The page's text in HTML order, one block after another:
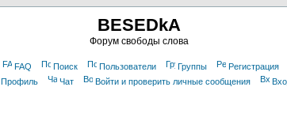
BESEDkA
Форум свободы слова
FAQ Поиск Пользователи Группы
Регистрация
Профиль
Чат Войти и проверить личные сообщения